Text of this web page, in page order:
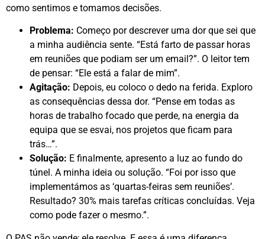
como sentimos e tomamos decisões.
Problema: Começo por descrever uma dor que sei que
a minha audiência sente. “Está farto de passar horas
em reuniões que podiam ser um email?”. O leitor tem
de pensar: “Ele está a falar de mim”.
Agitação: Depois, eu coloco o dedo na ferida. Exploro
as consequências dessa dor. “Pense em todas as
horas de trabalho focado que perde, na energia da
equipa que se esvai, nos projetos que ficam para
trás…”.
Solução: E finalmente, apresento a luz ao fundo do
túnel. A minha ideia ou solução. “Foi por isso que
implementámos as ‘quartas-feiras sem reuniões’.
Resultado? 30% mais tarefas críticas concluídas. Veja
como pode fazer o mesmo.”.